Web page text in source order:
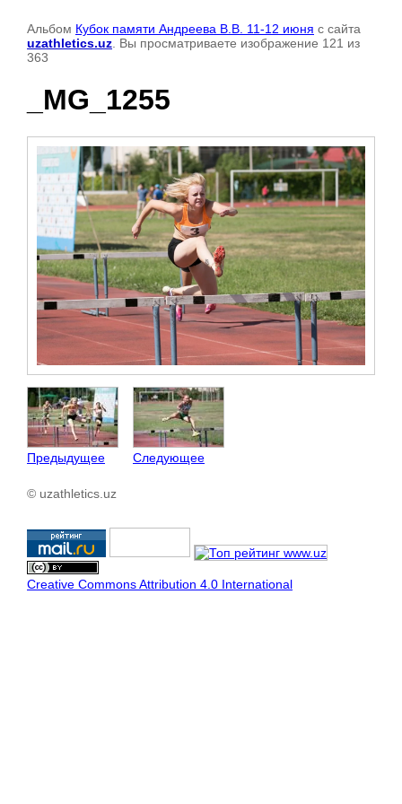
Альбом Кубок памяти Андреева В.В. 11-12 июня с сайта
uzathletics.uz . Вы просматриваете изображение 121 из
363
_MG_1255
Предыдущее Следующее
© uzathletics.uz
Creative Commons Attribution 4.0 International